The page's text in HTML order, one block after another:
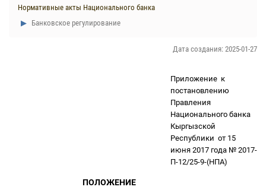
Нормативные акты Национального банка
Банковское регулирование
Дата создания: 2025-01-27
Приложение к
постановлению
Правления
Национального банка
Кыргызской
Республики от 15
июня 2017 года № 2017-
П-12/25-9-(НПА)
ПОЛОЖЕНИЕ